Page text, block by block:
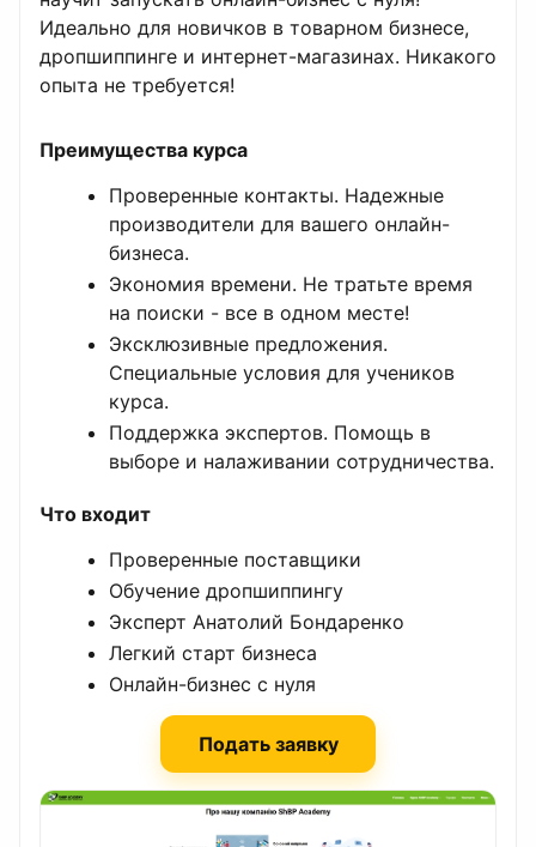
Идеально для новичков в товарном бизнесе,
дропшиппинге и интернет-магазинах. Никакого
опыта не требуется!
Преимущества курса
Проверенные контакты. Надежные
производители для вашего онлайн-
бизнеса.
Экономия времени. Не тратьте время
на поиски - все в одном месте!
Эксклюзивные предложения.
Специальные условия для учеников
курса.
Поддержка экспертов. Помощь в
выборе и налаживании сотрудничества.
Что входит
Проверенные поставщики
Обучение дропшиппингу
Эксперт Анатолий Бондаренко
Легкий старт бизнеса
Онлайн-бизнес с нуля
Подать заявку